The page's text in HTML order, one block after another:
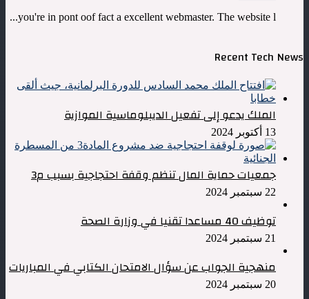
you're in pont oof fact a excellent webmaster. The website l...
Recent Tech News
الملك يدعو إلى تفعيل الديبلوماسية الموازية
13 أكتوبر 2024
جمعيات حماية المال تنظم وقفة احتجاجية بسبب م3
22 سبتمبر 2024
توظيف 40 مساعدا تقنيا في وزارة الصحة
21 سبتمبر 2024
منهجية الجواب عن سؤال الامتحان الكتابي في المباريات
20 سبتمبر 2024